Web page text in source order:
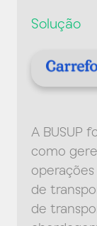
Solução
A BUSUP
como
de
de